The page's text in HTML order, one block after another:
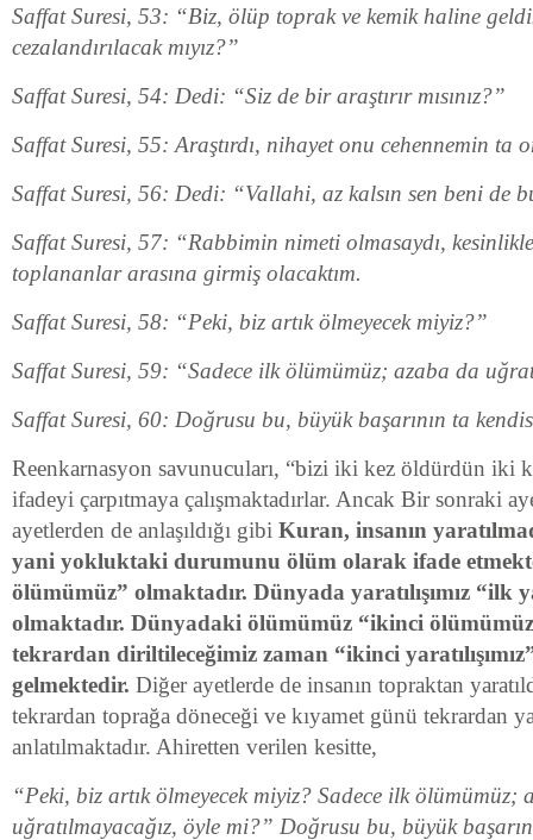
Saffat Suresi, 53: “Biz, ölüp toprak ve kemik haline
cezalandırılacak mıyız?”
Saffat Suresi, 54: Dedi: “Siz de bir araştırır mısınız?”
Saffat Suresi, 55: Araştırdı, nihayet onu cehennemin ta
Saffat Suresi, 56: Dedi: “Vallahi, az kalsın sen beni de
Saffat Suresi, 57: “Rabbimin nimeti olmasaydı,
toplananlar arasına girmiş olacaktım.
Saffat Suresi, 58: “Peki, biz artık ölmeyecek miyiz?”
Saffat Suresi, 59: “Sadece ilk ölümümüz; azaba da
Saffat Suresi, 60: Doğrusu bu, büyük başarının ta
Reenkarnasyon savunucuları, “bizi iki kez öldürdün iki
ifadeyi çarpıtmaya çalışmaktadırlar. Ancak Bir sonraki
ayetlerden de anlaşıldığı gibi Kuran, insanın
yani yokluktaki durumunu ölüm olarak ifade
ölümümüz” olmaktadır. Dünyada yaratılışımız “ilk
olmaktadır. Dünyadaki ölümümüz “ikinci
tekrardan diriltileceğimiz zaman “ikinci
gelmektedir. Diğer ayetlerde de insanın topraktan
tekrardan toprağa döneceği ve kıyamet günü tekrardan
anlatılmaktadır. Ahiretten verilen kesitte,
“Peki, biz artık ölmeyecek miyiz? Sadece ilk ölümümüz;
uğratılmayacağız, öyle mi?” Doğrusu bu, büyük